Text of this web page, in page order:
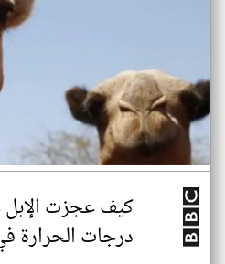
كيف عجزت الإبل
درجات الحرارة